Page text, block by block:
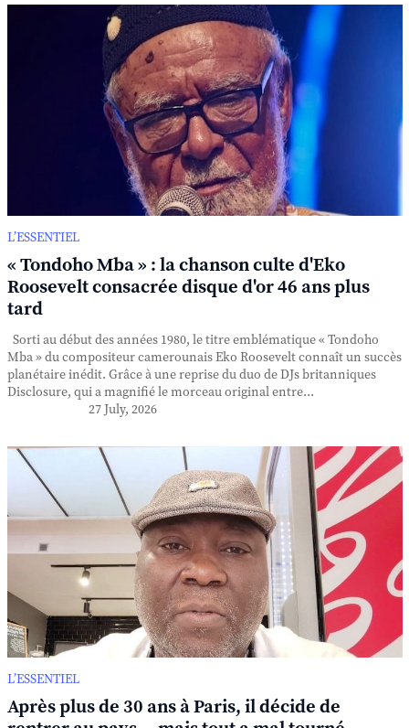
L’ESSENTIEL
« Tondoho Mba » : la chanson culte d'Eko
Roosevelt consacrée disque d'or 46 ans plus
tard
Sorti au début des années 1980, le titre emblématique « Tondoho
Mba » du compositeur camerounais Eko Roosevelt connaît un succès
planétaire inédit. Grâce à une reprise du duo de DJs britanniques
Disclosure, qui a magnifié le morceau original entre...
27 July, 2026
L’ESSENTIEL
Après plus de 30 ans à Paris, il décide de